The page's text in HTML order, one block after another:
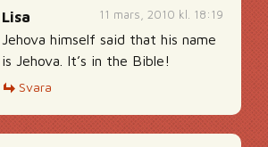
11 mars, 2010 kl. 18:19
Lisa
Jehova himself said that his name
is Jehova. It’s in the Bible!
Svara